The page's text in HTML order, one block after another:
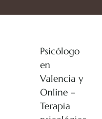
Psicólogo
en
Valencia y
Online –
Terapia